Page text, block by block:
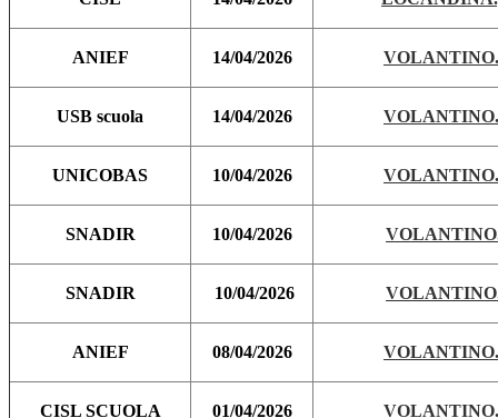
ANIEF 14/04/2026
USB scuola 14/04/2026
UNICOBAS 10/04/2026
SNADIR 10/04/2026
SNADIR 10/04/2026
ANIEF 08/04/2026
CISL SCUOLA 01/04/2026